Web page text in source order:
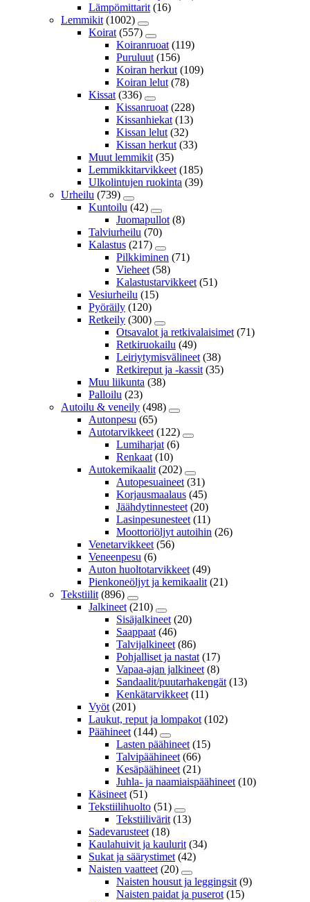
Lämpömittarit (16)
Lemmikit (1002)
Koirat (557)
Koiranruoat (119)
Puruluut (156)
Koiran herkut (109)
Koiran lelut (78)
Kissat (336)
Kissanruoat (228)
Kissanhiekat (13)
Kissan lelut (32)
Kissan herkut (33)
Muut lemmikit (35)
Lemmikkitarvikkeet (185)
Ulkolintujen ruokinta (39)
Urheilu (739)
Kuntoilu (42)
Juomapullot (8)
Talviurheilu (70)
Kalastus (217)
Pilkkiminen (71)
Vieheet (58)
Kalastustarvikkeet (51)
Vesiurheilu (15)
Pyöräily (120)
Retkeily (300)
Otsavalot ja retkivalaisimet (71)
Retkiruokailu (49)
Leiriytymisvälineet (38)
Retkireput ja -kassit (35)
Muu liikunta (38)
Palloilu (23)
Autoilu & veneily (498)
Autonpesu (65)
Autotarvikkeet (122)
Lumiharjat (6)
Renkaat (10)
Autokemikaalit (202)
Autopesuaineet (31)
Korjausmaalaus (45)
Jäähdytinnesteet (20)
Lasinpesunesteet (11)
Moottoriöljyt autoihin (26)
Venetarvikkeet (56)
Veneenpesu (6)
Auton huoltotarvikkeet (49)
Pienkoneöljyt ja kemikaalit (21)
Tekstiilit (896)
Jalkineet (210)
Sisäjalkineet (20)
Saappaat (46)
Talvijalkineet (86)
Pohjalliset ja nastat (17)
Vapaa-ajan jalkineet (8)
Sandaalit/puutarhakengät (13)
Kenkätarvikkeet (11)
Vyöt (201)
Laukut, reput ja lompakot (102)
Päähineet (144)
Lasten päähineet (15)
Talvipäähineet (66)
Kesäpäähineet (21)
Juhla- ja naamiaispäähineet (10)
Käsineet (51)
Tekstiilihuolto (51)
Tekstiilivärit (13)
Sadevarusteet (18)
Kaulahuivit ja kaulurit (34)
Sukat ja säärystimet (42)
Naisten vaatteet (20)
Naisten housut ja leggingsit (9)
Naisten paidat ja puserot (15)